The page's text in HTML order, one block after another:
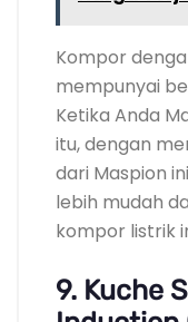
Kompor
mempunyai
Ketika Anda
itu, dengan
dari Maspion
lebih mudah
kompor listrik
9. Kuche